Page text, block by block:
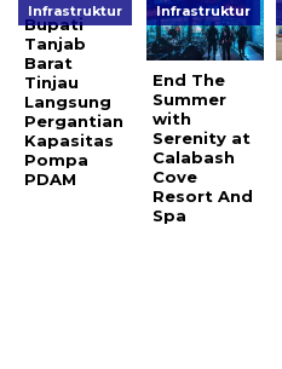
Infrastruktur
Bupati
Tanjab
Barat
Tinjau
Langsung
Pergantian
Kapasitas
Pompa
PDAM
Infrastruktur
End The
Summer
with
Serenity at
Calabash
Cove
Resort And
Spa